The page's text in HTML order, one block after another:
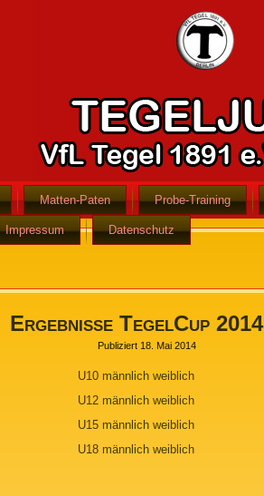
Matten-Paten Probe-Training
Impressum
Datenschutz
Ergebnisse TegelCup 2014
Publiziert 18. Mai 2014
U10 männlichweiblich
U12 männlichweiblich
U15 männlichweiblich
U18 männlichweiblich